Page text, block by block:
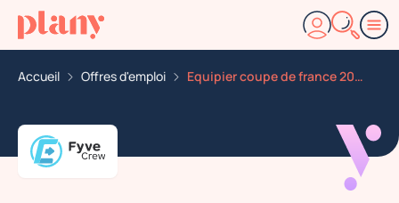
Accueil Offres d'emploi Equipier coupe de france 2025 niort